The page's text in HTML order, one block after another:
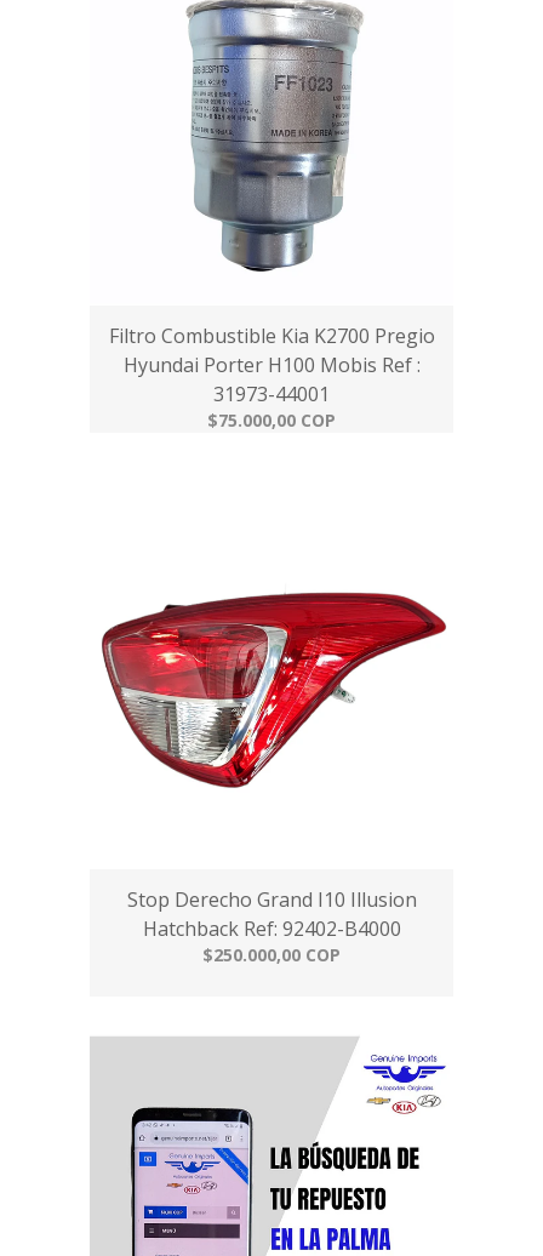
Filtro Combustible Kia K2700 Pregio
Hyundai Porter H100 Mobis Ref :
31973-44001
$75.000,00 COP
Stop Derecho Grand I10 Illusion
Hatchback Ref: 92402-B4000
$250.000,00 COP